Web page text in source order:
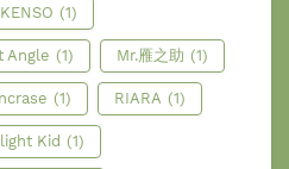
KENSO (1)
Angle (1) Mr.雁之助 (1)
(1) RIARA (1)
Kid (1)